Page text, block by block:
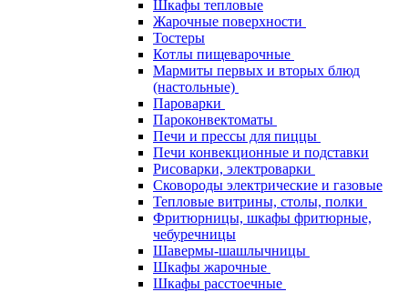
Шкафы тепловые
Жарочные поверхности
Тостеры
Котлы пищеварочные
Мармиты первых и вторых блюд
(настольные)
Пароварки
Пароконвектоматы
Печи и прессы для пиццы
Печи конвекционные и подставки
Рисоварки, электроварки
Сковороды электрические и газовые
Тепловые витрины, столы, полки
Фритюрницы, шкафы фритюрные,
чебуречницы
Шавермы-шашлычницы
Шкафы жарочные
Шкафы расстоечные